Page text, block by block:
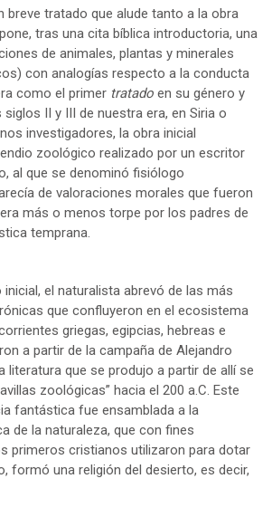
breve tratado que alude tanto a la obra
tras una cita bíblica introductoria, una
de animales, plantas y minerales
con analogías respecto a la conducta
como el primer tratado en su género y
II y III de nuestra era, en Siria o
investigadores, la obra inicial
zoológico realizado por un escritor
al que se denominó fisiólogo
de valoraciones morales que fueron
más o menos torpe por los padres de
temprana.
el naturalista abrevó de las más
que confluyeron en el ecosistema
griegas, egipcias, hebreas e
a partir de la campaña de Alejandro
literatura que se produjo a partir de allí se
zoológicas” hacia el 200 a.C. Este
fantástica fue ensamblada a la
de la naturaleza, que con fines
primeros cristianos utilizaron para dotar
formó una religión del desierto, es decir,